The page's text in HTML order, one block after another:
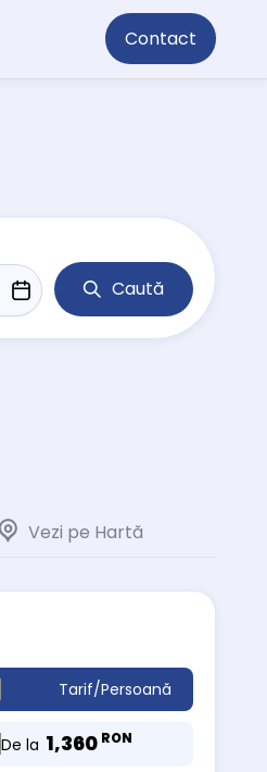
Contact
Caută
Vezi pe Hartă
Tarif/Persoană
De la 1,360 RON